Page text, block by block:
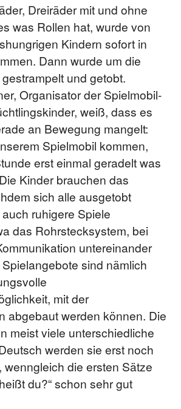
Dreiräder mit und ohne
was Rollen hat, wurde von
Kindern sofort in
Dann wurde um die
und getobt.
Organisator der Spielmobil-
weiß, dass es
an Bewegung mangelt:
Spielmobil kommen,
erst einmal geradelt was
Kinder brauchen das
sich alle ausgetobt
ruhigere Spiele
das Rohrstecksystem, bei
untereinander
Spielangebote sind nämlich
mit der
abgebaut werden können. Die
meist viele unterschiedliche
werden sie erst noch
wenngleich die ersten Sätze
du?“ schon sehr gut